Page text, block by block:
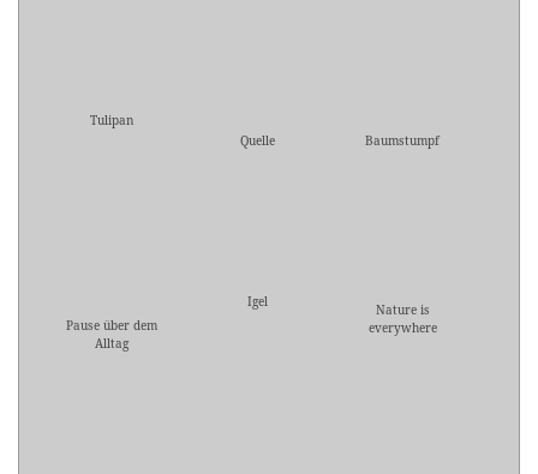
Tulipan
Quelle
Baumstumpf
Pause über dem
Alltag
Igel
Nature is
everywhere